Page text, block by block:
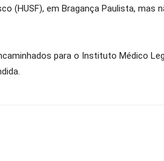
(HUSF), em Bragança Paulista,
para o Instituto Médico